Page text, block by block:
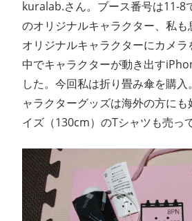
kuralab.さん。ブース番号は11-8
のオリジナルキャラクター、私も
オリジナルキャラクターにカメ
中でキャラクターが動き出す
した。今回私は折り畳み傘を購
ャラクターグッズは海外の方に
イズ（130cm）のTシャツも売っ